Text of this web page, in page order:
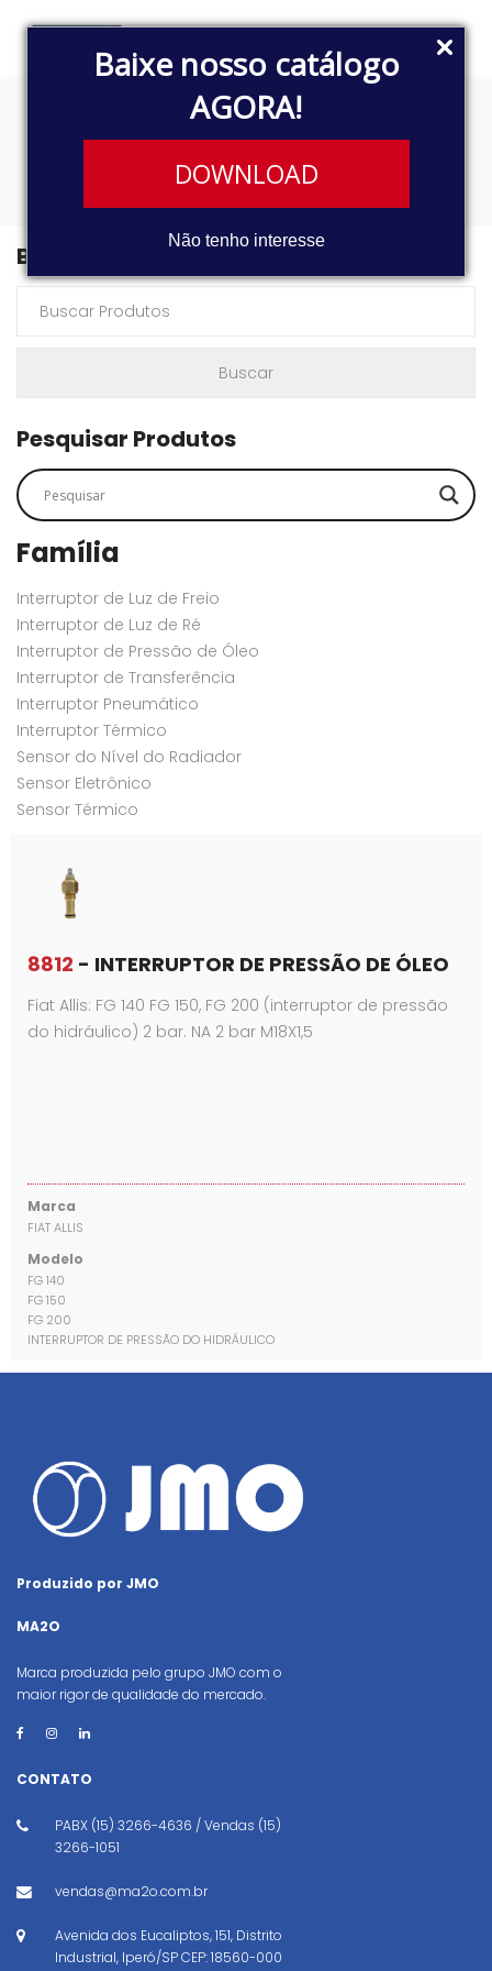
Baixe nosso catálogo
AGORA!
DOWNLOAD
Não tenho interesse
8812
Buscar Produtos
Pesquisar Produtos
Família
Interruptor de Luz de Freio
Interruptor de Luz de Ré
Interruptor de Pressão de Óleo
Interruptor de Transferência
Interruptor Pneumático
Interruptor Térmico
Sensor do Nível do Radiador
Sensor Eletrônico
Sensor Térmico
8812 - INTERRUPTOR DE PRESSÃO DE ÓLEO
Fiat Allis: FG 140 FG 150, FG 200 (interruptor de pressão
do hidráulico) 2 bar. NA 2 bar M18X1,5
Marca
FIAT ALLIS
Modelo
FG 140
FG 150
FG 200
INTERRUPTOR DE PRESSÃO DO HIDRÁULICO
Produzido por JMO
MA2O
Marca produzida pelo grupo JMO com o
maior rigor de qualidade do mercado.
CONTATO
PABX (15) 3266-4636 / Vendas (15)
3266-1051
vendas@ma2o.com.br
Avenida dos Eucaliptos, 151, Distrito
Industrial, Iperó/SP CEP: 18560-000